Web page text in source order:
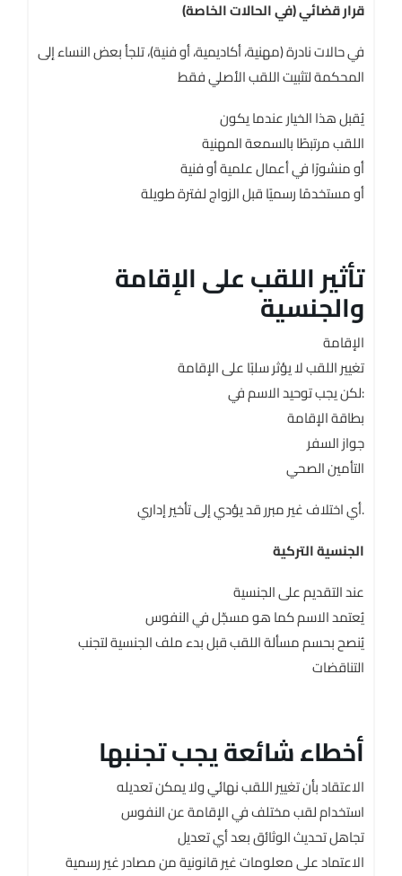
قرار قضائي (في الحالات الخاصة)
في حالات نادرة (مهنية، أكاديمية، أو فنية)، تلجأ بعض النساء إلى
المحكمة لتثبيت اللقب الأصلي فقط
يُقبل هذا الخيار عندما يكون
اللقب مرتبطًا بالسمعة المهنية
أو منشورًا في أعمال علمية أو فنية
أو مستخدمًا رسميًا قبل الزواج لفترة طويلة
تأثير اللقب على الإقامة
والجنسية
الإقامة
تغيير اللقب لا يؤثر سلبًا على الإقامة
لكن يجب توحيد الاسم في:
بطاقة الإقامة
جواز السفر
التأمين الصحي
أي اختلاف غير مبرر قد يؤدي إلى تأخير إداري.
الجنسية التركية
عند التقديم على الجنسية
يُعتمد الاسم كما هو مسجّل في النفوس
يُنصح بحسم مسألة اللقب قبل بدء ملف الجنسية لتجنب
التناقضات
أخطاء شائعة يجب تجنبها
الاعتقاد بأن تغيير اللقب نهائي ولا يمكن تعديله
استخدام لقب مختلف في الإقامة عن النفوس
تجاهل تحديث الوثائق بعد أي تعديل
الاعتماد على معلومات غير قانونية من مصادر غير رسمية